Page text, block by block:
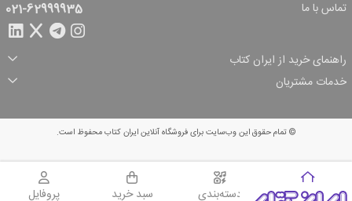
تماس با ما 021-62999935
راهنمای خرید از ایران کتاب
ثبت سفارش
شرایط ارسال سفارش
شیوه پرداخت
تخفیف‌های خرید
خدمات مشتریان
© تمام حقوق این وب‌سایت برای فروشگاه آنلاین ایران کتاب محفوظ است.
ایران کتاب دسته‌بندی
سبد خرید
سبد خرید پروفایل